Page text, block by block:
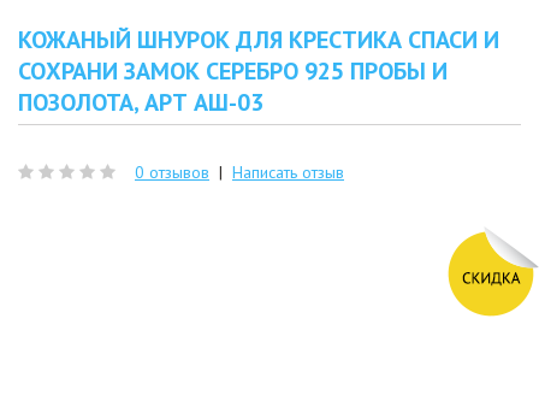
КОЖАНЫЙ ШНУРОК ДЛЯ КРЕСТИКА СПАСИ И
СОХРАНИ ЗАМОК СЕРЕБРО 925 ПРОБЫ И
ПОЗОЛОТА, АРТ АШ-03
0 отзывов | Написать отзыв